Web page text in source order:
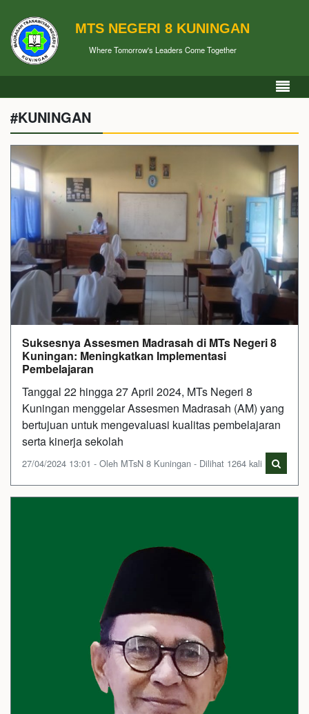
MTS NEGERI 8 KUNINGAN
Where Tomorrow's Leaders Come Together
#KUNINGAN
Suksesnya Assesmen Madrasah di MTs Negeri 8
Kuningan: Meningkatkan Implementasi
Pembelajaran
Tanggal 22 hingga 27 April 2024, MTs Negeri 8
Kuningan menggelar Assesmen Madrasah (AM) yang
bertujuan untuk mengevaluasi kualitas pembelajaran
serta kinerja sekolah
27/04/2024 13:01 - Oleh MTsN 8 Kuningan - Dilihat 1264 kali